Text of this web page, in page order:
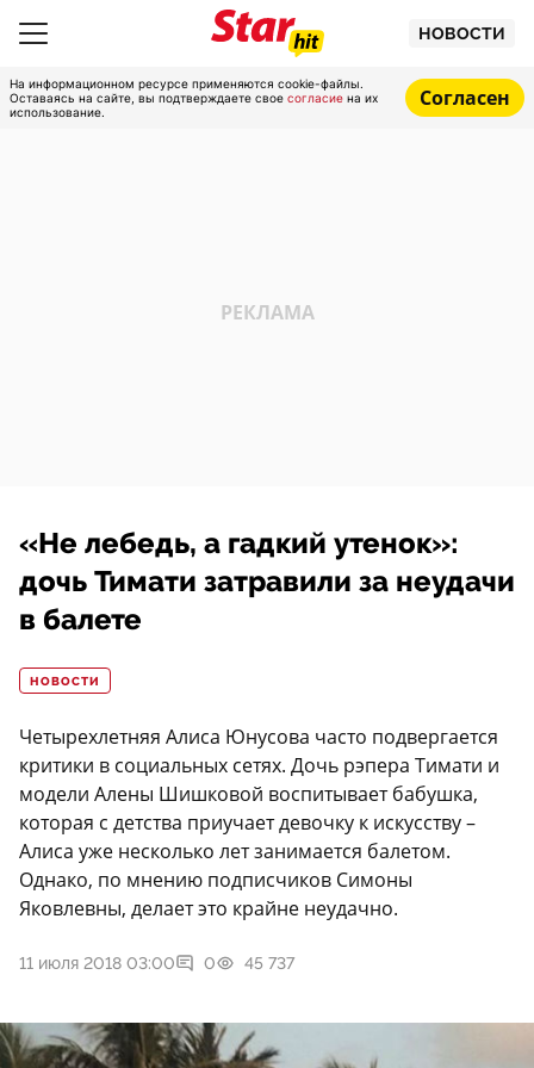
НОВОСТИ
На информационном ресурсе применяются cookie-файлы.
Оставаясь на сайте, вы подтверждаете свое согласие на их
использование.
Согласен
«Не лебедь, а гадкий утенок»:
дочь Тимати затравили за неудачи
в балете
НОВОСТИ
Четырехлетняя Алиса Юнусова часто подвергается
критики в социальных сетях. Дочь рэпера Тимати и
модели Алены Шишковой воспитывает бабушка,
которая с детства приучает девочку к искусству –
Алиса уже несколько лет занимается балетом.
Однако, по мнению подписчиков Симоны
Яковлевны, делает это крайне неудачно.
11 июля 2018 03:00 0 45 737